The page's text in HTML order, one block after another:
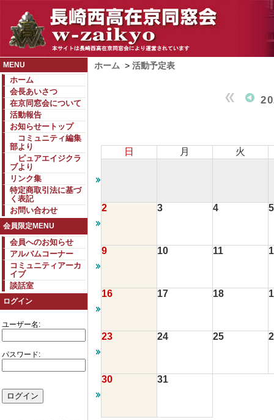
MENU
ホーム
会長あいさつ
在京同窓会について
活動報告
お知らせートップ
コミュニティ編集
部より
ピュアエイジクラ
ブより
リンク集
特定商取引法に基づ
く表記
お問い合わせ
会員限定MENU
会員へのお知らせ
アルバムコーナー
コミュニティアーカ
イブ
談話室
ログイン
ユーザー名:
パスワード:
ホーム > 活動予定表
日 月 火
2 3 4 5
9 10 11
16 17 18
23 24 25
30 31